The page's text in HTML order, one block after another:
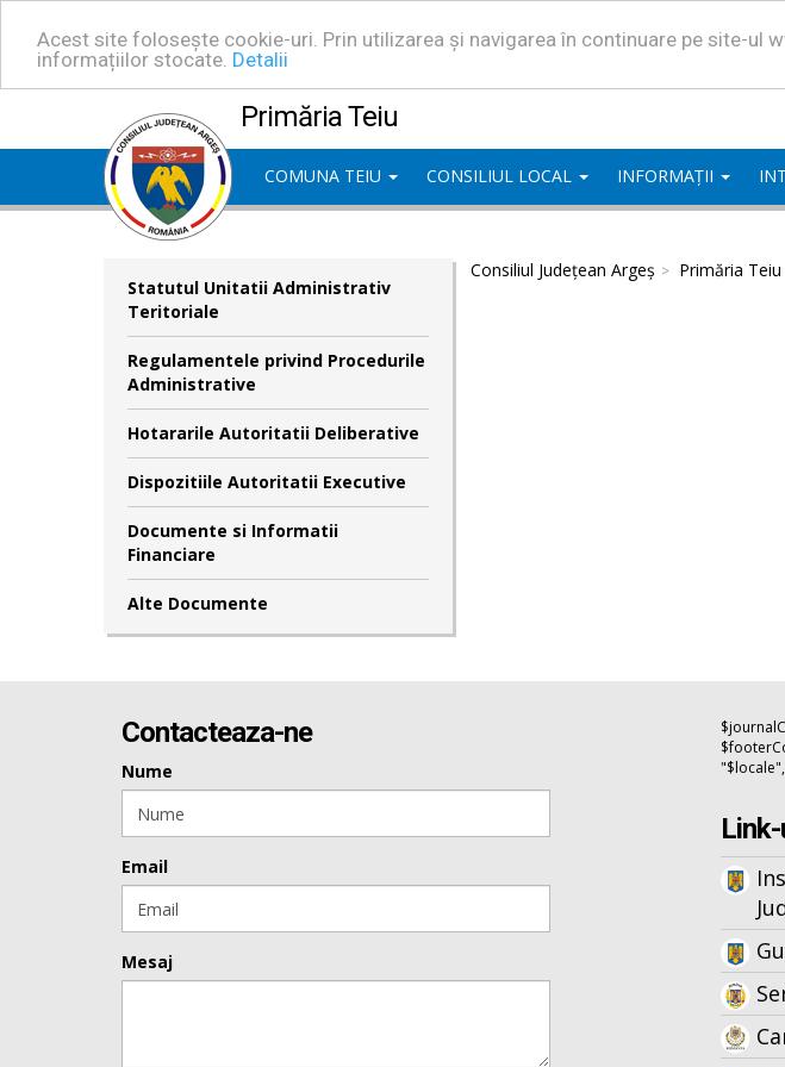
Acest site folosește cookie-uri. Prin utilizarea și navigarea în continuare pe site-ul
informațiilor stocate. Detalii
Primăria Teiu
COMUNA TEIU CONSILIUL LOCAL INFORMAȚII
Statutul Unitatii Administrativ
Teritoriale
Regulamentele privind Procedurile
Administrative
Hotararile Autoritatii Deliberative
Dispozitiile Autoritatii Executive
Documente si Informatii
Financiare
Alte Documente
Consiliul Județean Argeș Primăria Teiu
Contacteaza-ne
Nume
Email
Mesaj